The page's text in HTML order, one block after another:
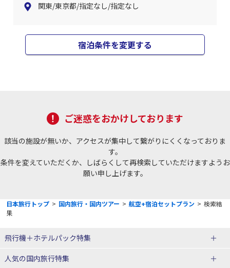
関東/東京都/指定なし/指定なし
宿泊条件を変更する
ご迷惑をおかけしております
該当の施設が無いか、アクセスが集中して繋がりにくくなっておりま
す。
条件を変えていただくか、しばらくして再検索していただけますようお
願い申し上げます。
日本旅行トップ > 国内旅行・国内ツアー > 航空+宿泊セットプラン > 検索結
果
飛行機＋ホテルパック特集
赤い風船ダイナミックパッケージ
ＪＡＬで行く飛行機+ホテルパック
人気の国内旅行特集